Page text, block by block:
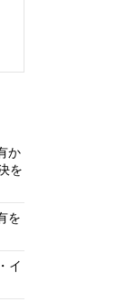
か
を
を
イ